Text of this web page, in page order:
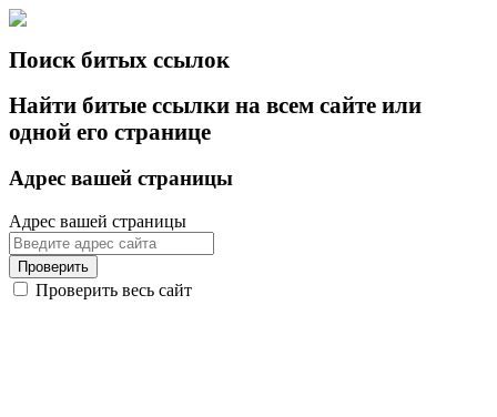
Поиск битых ссылок
Найти битые ссылки на всем сайте или
одной его странице
Адрес вашей страницы
Адрес вашей страницы
Проверить
Проверить весь сайт